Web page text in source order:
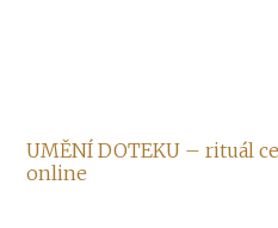
UMĚNÍ DOTEKU – rituál
online